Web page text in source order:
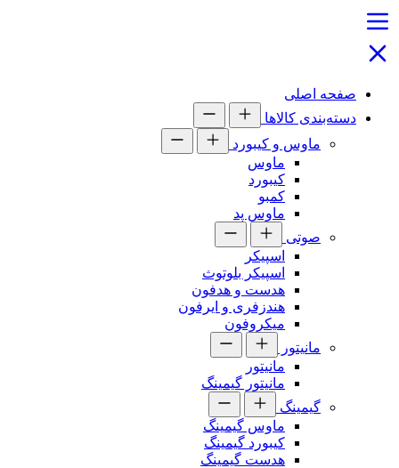
صفحه اصلی
دسته‌بندی کالاها
ماوس و کیبورد
ماوس
کیبورد
کمبو
ماوس پد
صوتی
اسپیکر
اسپیکر بلوتوث
هدست و هدفون
هندزفری و ایرفون
میکروفون
مانیتور
مانیتور
مانیتور گیمینگ
گیمینگ
ماوس گیمینگ
کیبورد گیمینگ
هدست گیمینگ